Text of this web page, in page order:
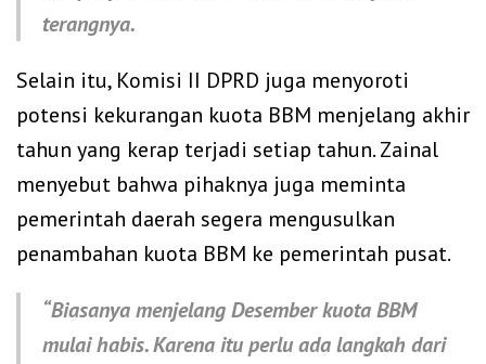
terangnya.
Selain itu, Komisi II DPRD juga menyoroti
potensi kekurangan kuota BBM menjelang akhir
tahun yang kerap terjadi setiap tahun. Zainal
menyebut bahwa pihaknya juga meminta
pemerintah daerah segera mengusulkan
penambahan kuota BBM ke pemerintah pusat.
“Biasanya menjelang Desember kuota BBM
mulai habis. Karena itu perlu ada langkah dari